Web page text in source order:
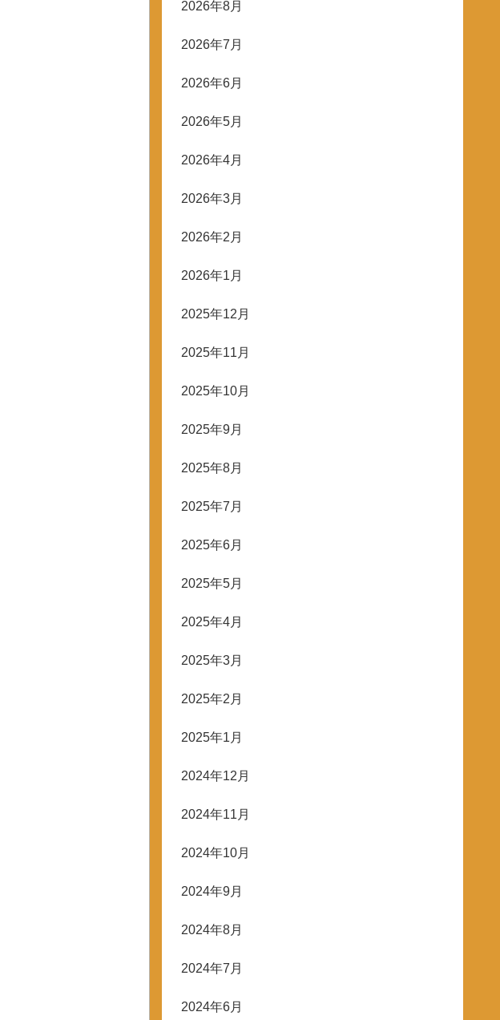
2026年8月
2026年7月
2026年6月
2026年5月
2026年4月
2026年3月
2026年2月
2026年1月
2025年12月
2025年11月
2025年10月
2025年9月
2025年8月
2025年7月
2025年6月
2025年5月
2025年4月
2025年3月
2025年2月
2025年1月
2024年12月
2024年11月
2024年10月
2024年9月
2024年8月
2024年7月
2024年6月